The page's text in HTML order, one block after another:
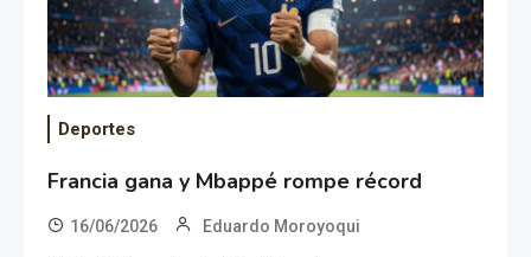
Deportes
Francia gana y Mbappé rompe récord
16/06/2026 Eduardo Moroyoqui